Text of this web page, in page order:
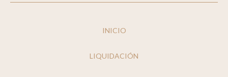
INICIO
LIQUIDACIÓN